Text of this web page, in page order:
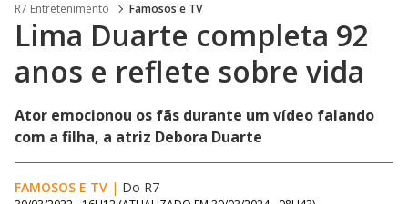
R7 Entretenimento Famosos e TV
Lima Duarte completa 92
anos e reflete sobre vida
Ator emocionou os fãs durante um vídeo falando
com a filha, a atriz Debora Duarte
FAMOSOS E TV | Do R7